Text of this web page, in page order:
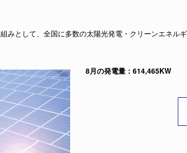
みとして、全国に多数の太陽光発電・クリーンエネル
8月の発電量：614,465KW